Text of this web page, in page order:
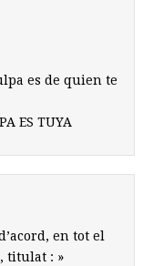
es de quien te
ES TUYA
en tot el
titulat : »